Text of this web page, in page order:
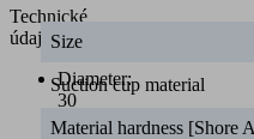
Technické
údaje
Diameter:
30
to
Size
Suction cup material
Material hardness [Shore